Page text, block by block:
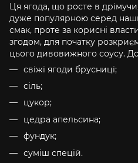
Ця ягода, що росте в
дуже популярною серед
смак, проте за корисні
згодом, для початку
цього дивовижного соусу.
свіжі ягоди брусниці;
сіль;
цукор;
цедра апельсина;
фундук;
суміш спецій.